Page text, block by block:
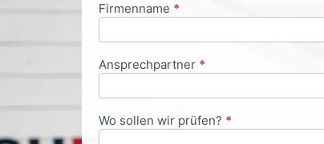
Anfrageformular
Firmenname *
Ansprechpartner *
Wo sollen wir prüfen? *